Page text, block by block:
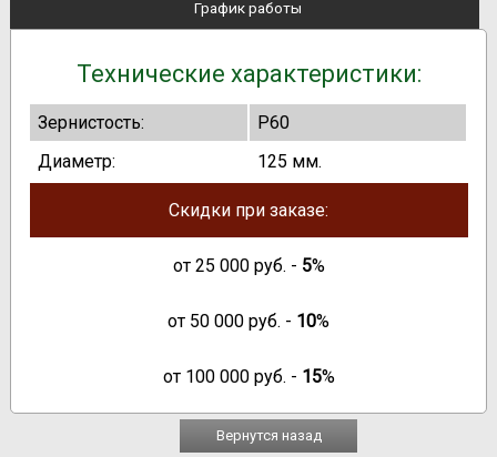
График работы
Технические характеристики:
Зернистость:
P60
Диаметр:
125 мм.
Скидки при заказе:
от 25 000руб. - 5%
от 50 000 руб. - 10%
от 100 000руб. - 15%
Вернутся назад